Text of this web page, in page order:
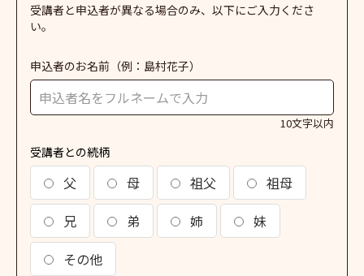
受講者と申込者が異なる場合のみ、以下にご入力くださ
い。
申込者のお名前 （例：島村花子）
10文字以内
受講者との続柄
父 母 祖父
祖母
兄
弟 姉
妹
その他